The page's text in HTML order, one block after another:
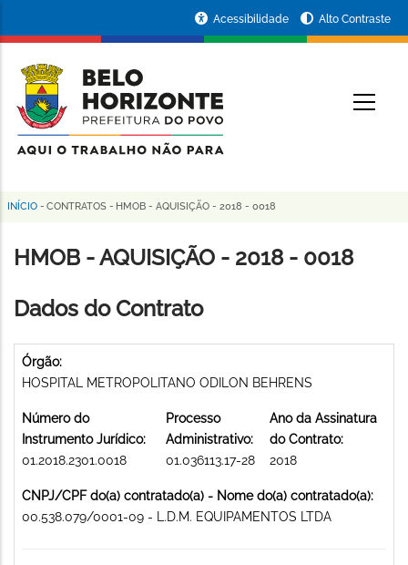
conteúdo
principal
da
Prefeitura
de
Horizonte
Acessibilidade Alto Contraste
Trilha
de
INÍCIO - CONTRATOS - HMOB - AQUISIÇÃO - 2018 - 0018
HMOB - AQUISIÇÃO - 2018 - 0018
Dados do Contrato
Órgão:
HOSPITAL METROPOLITANO ODILON BEHRENS
Número do
Instrumento Jurídico:
01.2018.2301.0018
Processo
Administrativo:
01.036113.17-28
Ano da Assinatura
do Contrato:
2018
CNPJ/CPF do(a) contratado(a) - Nome do(a) contratado(a):
00.538.079/0001-09 - L.D.M. EQUIPAMENTOS LTDA